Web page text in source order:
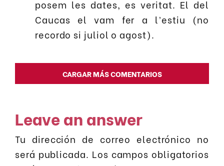
posem les dates, es veritat. El del
Caucas el vam fer a l’estiu (no
recordo si juliol o agost).
CARGAR MÁS COMENTARIOS
Leave an answer
Tu dirección de correo electrónico no
será publicada. Los campos obligatorios